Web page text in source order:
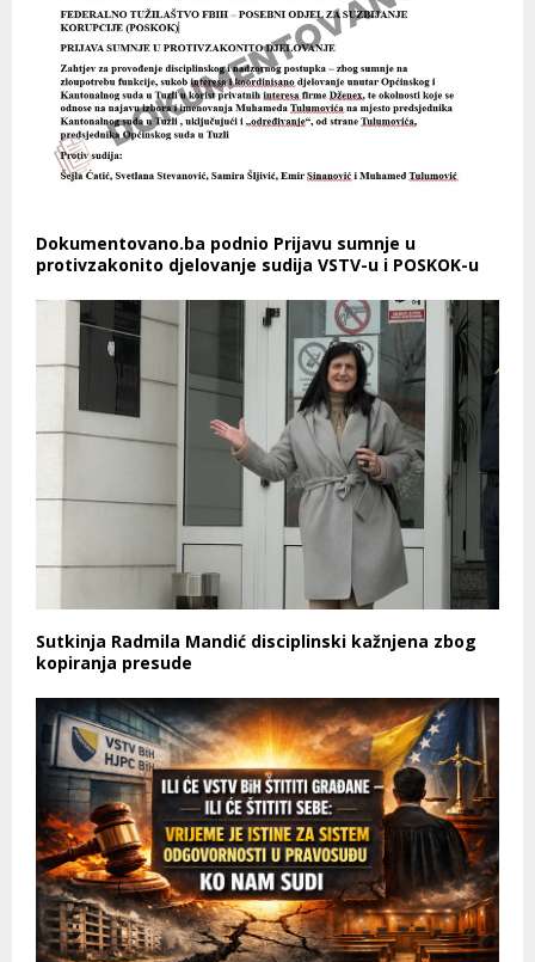
Dokumentovano.ba podnio Prijavu sumnje u
protivzakonito djelovanje sudija VSTV-u i POSKOK-u
Sutkinja Radmila Mandić disciplinski kažnjena zbog
kopiranja presude